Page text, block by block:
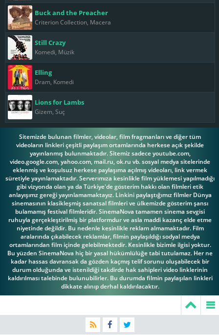
Buck and the Preacher
Criterion Collection, Macera
Still Crazy
Komedi, Müzik
Elling
Dram, Komedi
Lions for Lambs
Gizem, Suç
Sitemizde bulunan filmler, videolar, film fragmanları ve diğer tüm
videoların linkleri çeşitli paylaşım ortamlarında herkese açık şekilde
yayınlanmış bulunmaktadır. Sitemiz sadece youtube.com,
video.google.com, yahoo.com, mail.ru, ok.ru vb. sosyal medya sitelerinde
eklenmiş ve koşulsuz herkese paylaşıma açılmış videoları, link vermek
süretiyle yayınlamaktadır. Serverımıza kesinlikle film yüklemesi yapılmadığı
gibi vizyonda olan ya da Türkiye'de gösterim hakkı olan filmleri etik
anlayışımz gereği yayınlamamaktayız. Linkini paylaştığımız filmler Dünya
sinemasının klasikleşmiş sanatsal filmleri ve ülkemizde gösterim şansı
bulamamış festival filmleridir. SinemaNova tamamen sinema sevgisi
ruhuyla gerçekleştirilmiş bir platformdur ve asla maddi kazanç elde etme
niyetinde değildir. Bu nedenle kesinlikle reklam almamaktadır. Film
aralarında çıkabilecek reklamlar, filmin paylaşıldığı sodyal medya
ortamlarından film içinde gelebilmektedir. Kesinlikle bizimle ilgisi yoktur.
Bu yüzden SinemaNova hiç bir yasal hükümlülüğe tabi tutulamaz. Her ne
kadar hassas davransak da gözden kaçmış telif sorunu oluşabilecek bir
durum olduğunda ve istenildiği takdirde hak sahipleri video linklerinin
kaldırılması talebinde bulunubilirler. Bu durumda filmin paylaşılan linkleri
dikkate alınıp derhal kaldırılacaktır.